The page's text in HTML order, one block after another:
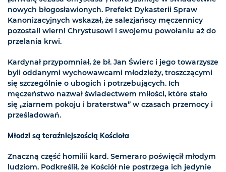
nowych błogosławionych. Prefekt Dykasterii Spraw
Kanonizacyjnych wskazał, że salezjańscy męczennicy
pozostali wierni Chrystusowi i swojemu powołaniu aż do
przelania krwi.
Kardynał przypomniał, że bł. Jan Świerc i jego towarzysze
byli oddanymi wychowawcami młodzieży, troszczącymi
się szczególnie o ubogich i potrzebujących. Ich
męczeństwo nazwał świadectwem miłości, które stało
się „ziarnem pokoju i braterstwa” w czasach przemocy i
prześladowań.
Młodzi są teraźniejszością Kościoła
Znaczną część homilii kard. Semeraro poświęcił młodym
ludziom. Podkreślił, że Kościół nie postrzega ich jedynie